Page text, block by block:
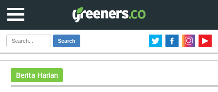
Search
Berita Harian